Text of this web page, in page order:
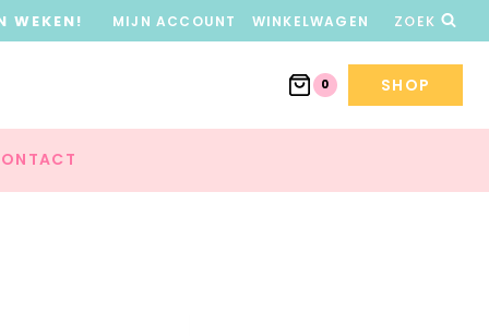
WEKEN! MIJN ACCOUNT WINKELWAGEN ZOEK
0 SHOP